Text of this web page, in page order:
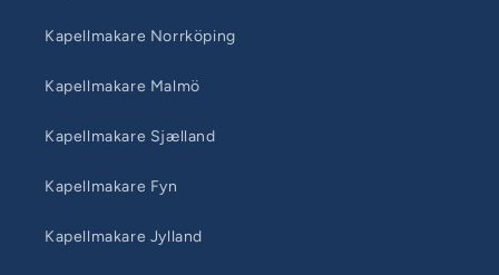
Kapellmakare Norrköping
Kapellmakare Malmö
Kapellmakare Sjælland
Kapellmakare Fyn
Kapellmakare Jylland